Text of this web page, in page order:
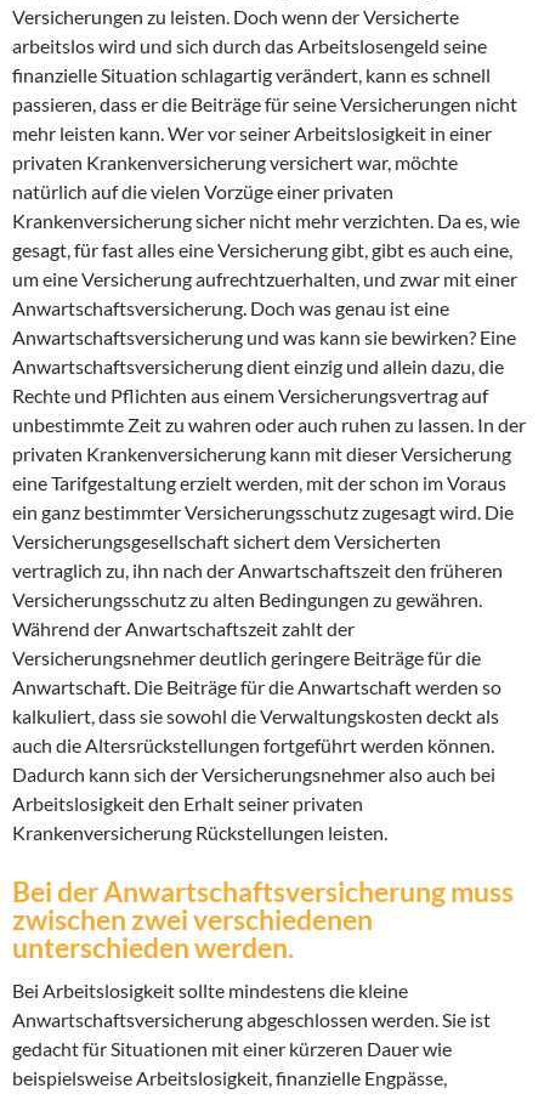
Versicherungen zu leisten. Doch wenn der Versicherte
arbeitslos wird und sich durch das Arbeitslosengeld seine
finanzielle Situation schlagartig verändert, kann es schnell
passieren, dass er die Beiträge für seine Versicherungen nicht
mehr leisten kann. Wer vor seiner Arbeitslosigkeit in einer
privaten Krankenversicherung versichert war, möchte
natürlich auf die vielen Vorzüge einer privaten
Krankenversicherung sicher nicht mehr verzichten. Da es, wie
gesagt, für fast alles eine Versicherung gibt, gibt es auch eine,
um eine Versicherung aufrechtzuerhalten, und zwar mit einer
Anwartschaftsversicherung. Doch was genau ist eine
Anwartschaftsversicherung und was kann sie bewirken? Eine
Anwartschaftsversicherung dient einzig und allein dazu, die
Rechte und Pflichten aus einem Versicherungsvertrag auf
unbestimmte Zeit zu wahren oder auch ruhen zu lassen. In der
privaten Krankenversicherung kann mit dieser Versicherung
eine Tarifgestaltung erzielt werden, mit der schon im Voraus
ein ganz bestimmter Versicherungsschutz zugesagt wird. Die
Versicherungsgesellschaft sichert dem Versicherten
vertraglich zu, ihn nach der Anwartschaftszeit den früheren
Versicherungsschutz zu alten Bedingungen zu gewähren.
Während der Anwartschaftszeit zahlt der
Versicherungsnehmer deutlich geringere Beiträge für die
Anwartschaft. Die Beiträge für die Anwartschaft werden so
kalkuliert, dass sie sowohl die Verwaltungskosten deckt als
auch die Altersrückstellungen fortgeführt werden können.
Dadurch kann sich der Versicherungsnehmer also auch bei
Arbeitslosigkeit den Erhalt seiner privaten
Krankenversicherung Rückstellungen leisten.
Bei der Anwartschaftsversicherung muss
zwischen zwei verschiedenen
unterschieden werden.
Bei Arbeitslosigkeit sollte mindestens die kleine
Anwartschaftsversicherung abgeschlossen werden. Sie ist
gedacht für Situationen mit einer kürzeren Dauer wie
beispielsweise Arbeitslosigkeit, finanzielle Engpässe,